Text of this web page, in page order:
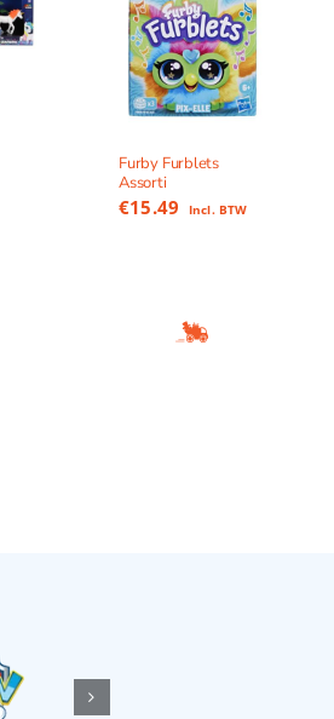
Furby Furblets
Assorti
€15.49 Incl. BTW